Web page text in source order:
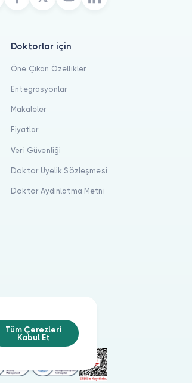
Tüm Çerezleri
Kabul Et
Doktorlar için
Öne Çıkan Özellikler
Entegrasyonlar
Makaleler
Fiyatlar
Veri Güvenliği
Doktor Üyelik Sözleşmesi
Doktor Aydınlatma Metni